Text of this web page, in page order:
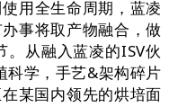
用全生命周期，蓝凌
事将取产物融合，做
从融入蓝凌的ISV伙
科学，手艺&架构碎片
某国内领先的烘培面